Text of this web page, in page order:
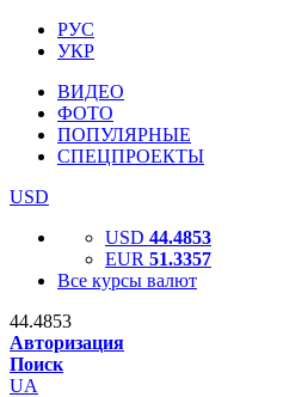
РУС
УКР
ВИДЕО
ФОТО
ПОПУЛЯРНЫЕ
СПЕЦПРОЕКТЫ
USD
USD 44.4853
EUR 51.3357
Все курсы валют
44.4853
Авторизация
Поиск
UA